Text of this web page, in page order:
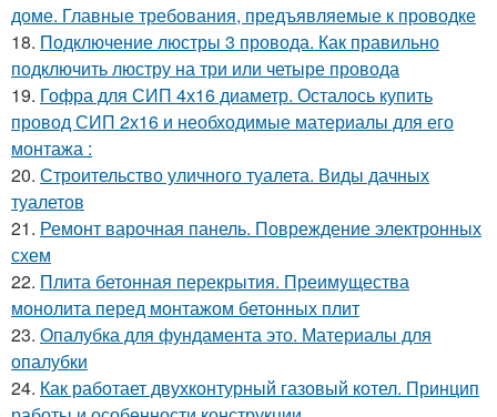
доме. Главные требования, предъявляемые к проводке
18. Подключение люстры 3 провода. Как правильно
подключить люстру на три или четыре провода
19. Гофра для СИП 4х16 диаметр. Осталось купить
провод СИП 2х16 и необходимые материалы для его
монтажа :
20. Строительство уличного туалета. Виды дачных
туалетов
21. Ремонт варочная панель. Повреждение электронных
схем
22. Плита бетонная перекрытия. Преимущества
монолита перед монтажом бетонных плит
23. Опалубка для фундамента это. Материалы для
опалубки
24. Как работает двухконтурный газовый котел. Принцип